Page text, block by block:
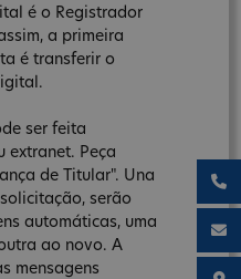
é o Registrador
a primeira
é transferir o
ser feita
extranet. Peça
de Titular". Una
serão
automáticas, uma
ao novo. A
mensagens